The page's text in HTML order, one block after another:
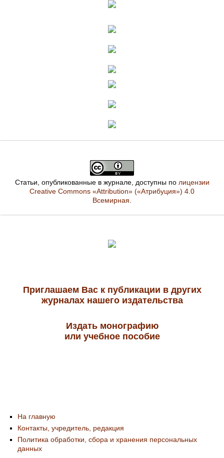
Статьи, опубликованные в журнале, доступны по лицензии
Creative Commons «Attribution» («Атрибуция») 4.0
Всемирная
Приглашаем Вас к публикации в других
журналах нашего издательства
Издать монографию
или учебное пособие
На главную
Контакты, учредитель, редакция
Политика обработки, сбора и хранения персональных
данных